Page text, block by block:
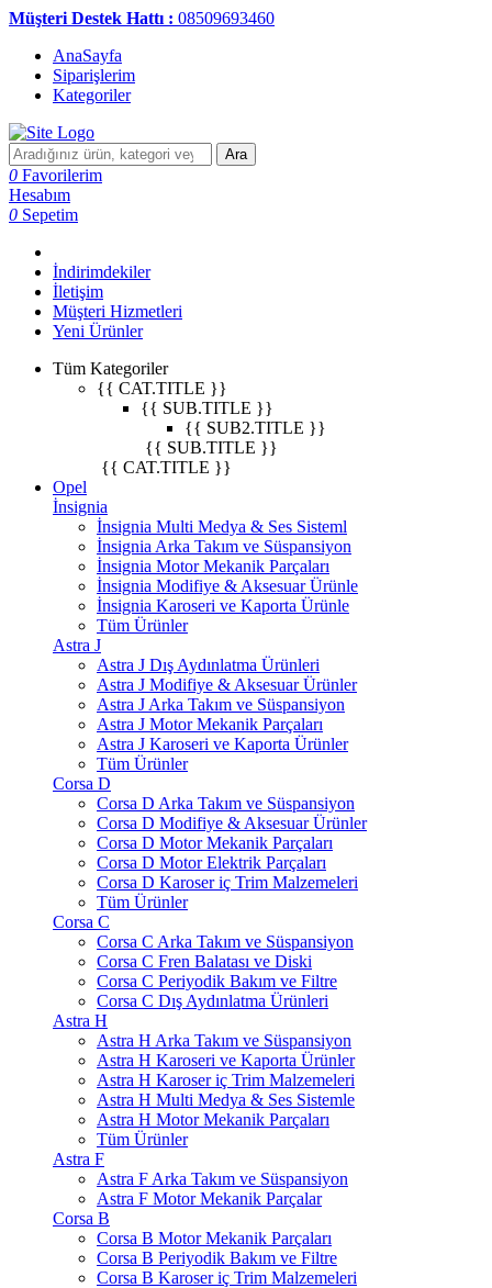
Müşteri Destek Hattı : 08509693460
AnaSayfa
Siparişlerim
Kategoriler
Ara
0 Favorilerim
Hesabım
0 Sepetim
İndirimdekiler
İletişim
Müşteri Hizmetleri
Yeni Ürünler
Tüm Kategoriler
{{ CAT.TITLE }}
{{ SUB.TITLE }}
{{ SUB2.TITLE }}
{{ SUB.TITLE }}
{{ CAT.TITLE }}
Opel
İnsignia
İnsignia Multi Medya & Ses Sisteml
İnsignia Arka Takım ve Süspansiyon
İnsignia Motor Mekanik Parçaları
İnsignia Modifiye & Aksesuar Ürünle
İnsignia Karoseri ve Kaporta Ürünle
Tüm Ürünler
Astra J
Astra J Dış Aydınlatma Ürünleri
Astra J Modifiye & Aksesuar Ürünler
Astra J Arka Takım ve Süspansiyon
Astra J Motor Mekanik Parçaları
Astra J Karoseri ve Kaporta Ürünler
Tüm Ürünler
Corsa D
Corsa D Arka Takım ve Süspansiyon
Corsa D Modifiye & Aksesuar Ürünler
Corsa D Motor Mekanik Parçaları
Corsa D Motor Elektrik Parçaları
Corsa D Karoser iç Trim Malzemeleri
Tüm Ürünler
Corsa C
Corsa C Arka Takım ve Süspansiyon
Corsa C Fren Balatası ve Diski
Corsa C Periyodik Bakım ve Filtre
Corsa C Dış Aydınlatma Ürünleri
Astra H
Astra H Arka Takım ve Süspansiyon
Astra H Karoseri ve Kaporta Ürünler
Astra H Karoser iç Trim Malzemeleri
Astra H Multi Medya & Ses Sistemle
Astra H Motor Mekanik Parçaları
Tüm Ürünler
Astra F
Astra F Arka Takım ve Süspansiyon
Astra F Motor Mekanik Parçalar
Corsa B
Corsa B Motor Mekanik Parçaları
Corsa B Periyodik Bakım ve Filtre
Corsa B Karoser iç Trim Malzemeleri